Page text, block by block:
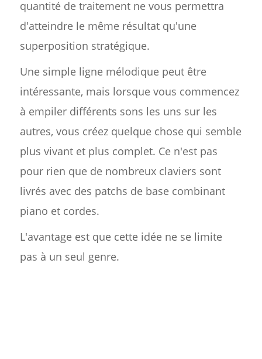
quantité de traitement ne vous permettra
d'atteindre le même résultat qu'une
superposition stratégique.
Une simple ligne mélodique peut être
intéressante, mais lorsque vous commencez
à empiler différents sons les uns sur les
autres, vous créez quelque chose qui semble
plus vivant et plus complet. Ce n'est pas
pour rien que de nombreux claviers sont
livrés avec des patchs de base combinant
piano et cordes.
L'avantage est que cette idée ne se limite
pas à un seul genre.